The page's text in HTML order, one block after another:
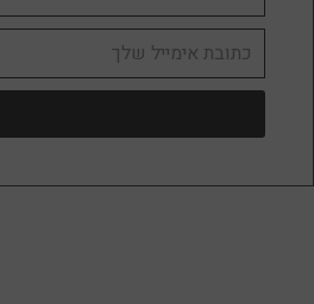
יחידת מידוף נורמן